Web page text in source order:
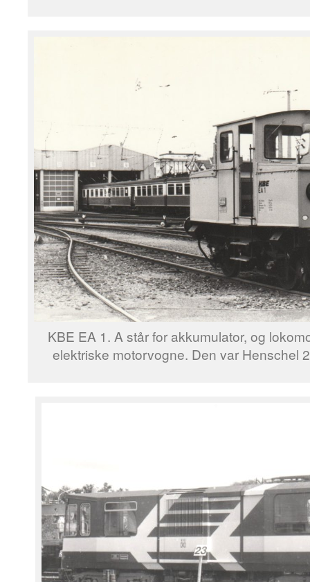
KBE EA 1. A står for akkumulator, og
elektriske motorvogne. Den var Henschel